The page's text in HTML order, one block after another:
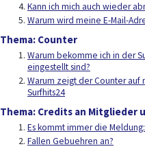
Kann ich mich auch wieder
Warum wird meine E-Mail-
Thema: Counter
Warum bekomme ich in der
eingestellt sind?
Warum zeigt der Counter auf
Surfhits24
Thema: Credits an Mitglieder
Es kommt immer die
Fallen Gebuehren an?